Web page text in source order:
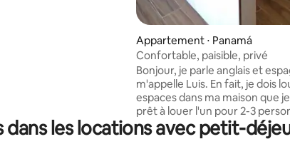
Appartement ⋅ Panamá
Confortable, paisible, privé
Bonjour, je parle anglais et espagnol, je
m'appelle Luis. En fait, je dois
espaces dans ma maison que
prêt à louer l'un pour 2-3
l'autre pour 4-5. Mon quartier
endroit vraiment paisible et
les locations avec petit-